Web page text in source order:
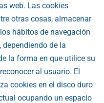
web. Las cookies
otras cosas, almacenar
hábitos de navegación
dependiendo de la
la forma en que utilice su
al usuario. El
cookies en el disco duro
ocupando un espacio